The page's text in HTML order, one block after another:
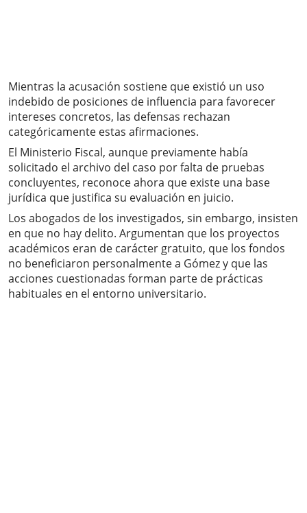
Mientras la acusación sostiene que existió un uso
indebido de posiciones de influencia para favorecer
intereses concretos, las defensas rechazan
categóricamente estas afirmaciones.
El Ministerio Fiscal, aunque previamente había
solicitado el archivo del caso por falta de pruebas
concluyentes, reconoce ahora que existe una base
jurídica que justifica su evaluación en juicio.
Los abogados de los investigados, sin embargo, insisten
en que no hay delito. Argumentan que los proyectos
académicos eran de carácter gratuito, que los fondos
no beneficiaron personalmente a Gómez y que las
acciones cuestionadas forman parte de prácticas
habituales en el entorno universitario.